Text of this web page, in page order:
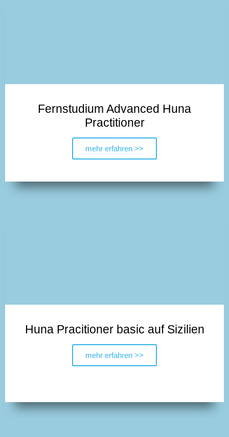
Fernstudium Advanced Huna
Practitioner
mehr erfahren >>
Huna Pracitioner basic auf Sizilien
mehr erfahren >>